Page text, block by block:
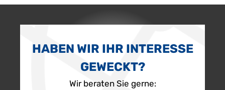
HABEN WIR IHR INTERESSE
GEWECKT?
Wir beraten Sie gerne: